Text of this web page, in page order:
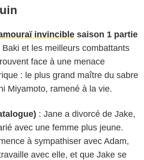
invincible saison 1 partie
Baki et les meilleurs combattants
face à une menace
: le plus grand maître du sabre
Miyamoto, ramené à la vie.
: Jane a divorcé de Jake,
avec une femme plus jeune.
à sympathiser avec Adam,
avec elle, et que Jake se